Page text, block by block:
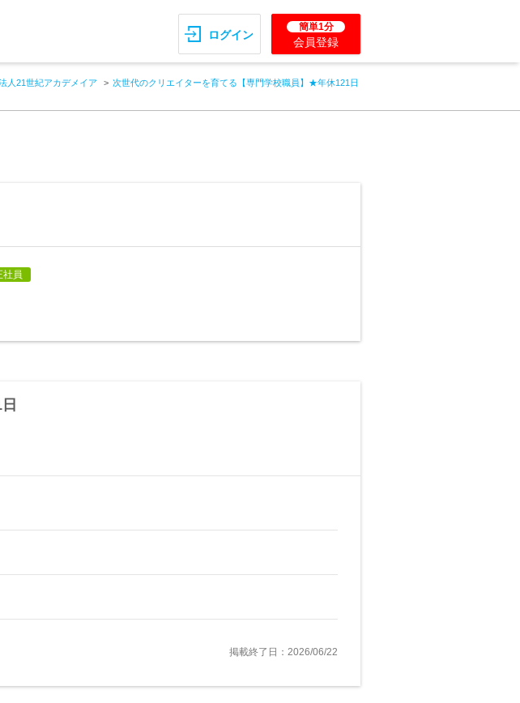
ログイン
簡単1分
会員登録
人21世紀アカデメイア
次世代のクリエイターを育てる【専門学校職員】★年休121日
社員
掲載終了日：2026/06/22